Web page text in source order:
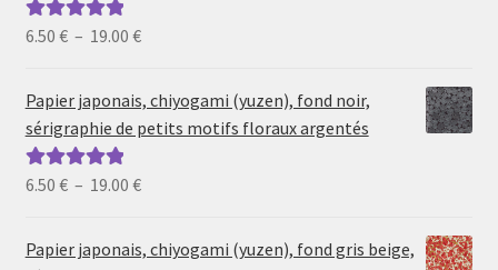
Note5.00sur
6.50 € – 19.00 €Plage
prix :
6.50 €
19.00 €
Papier japonais, chiyogami (yuzen), fond noir,
sérigraphie de petits motifs floraux argentés
Note5.00sur
6.50 € – 19.00 €Plage
prix :
Papier japonais, chiyogami (yuzen), fond gris beige,